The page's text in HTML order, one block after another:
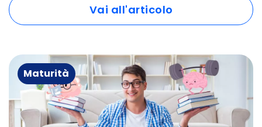
Vai all'articolo
Maturità